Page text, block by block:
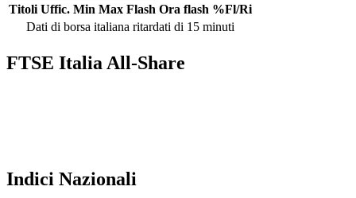
Titoli Uffic. Min Max Flash Ora flash %Fl/Ri
Dati di borsa italiana ritardati di 15 minuti
FTSE Italia All-Share
Indici Nazionali